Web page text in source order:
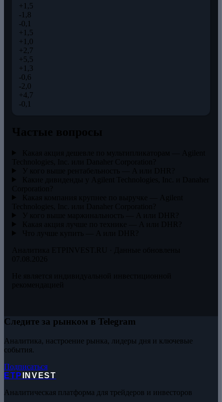
+1,5
-1,8
-0,1
+1,5
+1,0
+2,7
+5,5
+1,3
-0,6
-2,0
+4,7
-0,1
Следите за рынком в Telegram
Аналитика, настроение рынка, лидеры дня и ключевые
события.
Подписаться
ETP
INVEST
Аналитическая платформа для трейдеров и инвесторов